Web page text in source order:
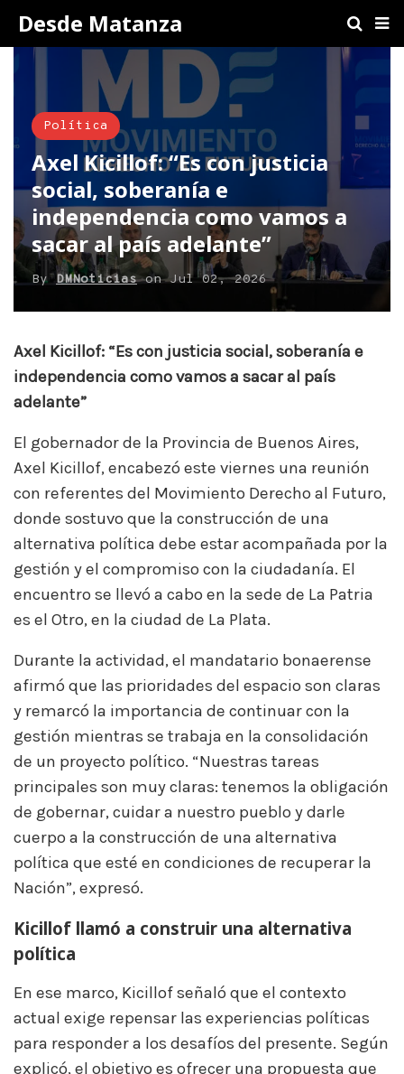
Desde Matanza
Política
Axel Kicillof: “Es con justicia
social, soberanía e
independencia como vamos a
sacar al país adelante”
ByDMNoticiasonJul 02, 2026
Axel Kicillof: “Es con justicia social, soberanía e
independencia como vamos a sacar al país
adelante”
El gobernador de la Provincia de Buenos Aires,
Axel Kicillof, encabezó este viernes una reunión
con referentes del Movimiento Derecho al Futuro,
donde sostuvo que la construcción de una
alternativa política debe estar acompañada por la
gestión y el compromiso con la ciudadanía. El
encuentro se llevó a cabo en la sede de La Patria
es el Otro, en la ciudad de La Plata.
Durante la actividad, el mandatario bonaerense
afirmó que las prioridades del espacio son claras
y remarcó la importancia de continuar con la
gestión mientras se trabaja en la consolidación
de un proyecto político. “Nuestras tareas
principales son muy claras: tenemos la obligación
de gobernar, cuidar a nuestro pueblo y darle
cuerpo a la construcción de una alternativa
política que esté en condiciones de recuperar la
Nación”, expresó.
Kicillof llamó a construir una alternativa
política
En ese marco, Kicillof señaló que el contexto
actual exige repensar las experiencias políticas
para responder a los desafíos del presente. Según
explicó, el objetivo es ofrecer una propuesta que